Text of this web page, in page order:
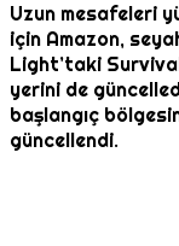
Uzun mesafeleri
için Amazon,
Light’taki
yerini de
başlangıç
güncellendi.